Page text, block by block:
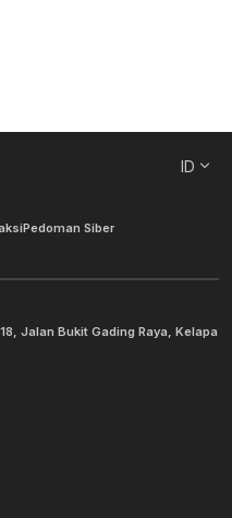
ID
Pedoman Siber
Jalan Bukit Gading Raya, Kelapa